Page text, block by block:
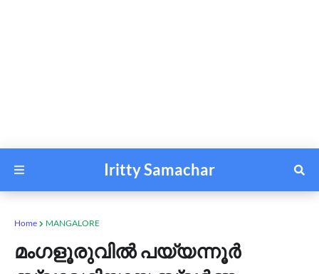
Iritty Samachar
Home MANGALORE
മംഗളൂരുവിൽ പയ്യന്നൂർ